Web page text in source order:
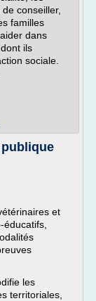
conseiller,
familles
dans
ils
sociale.
et
les
territoriales,